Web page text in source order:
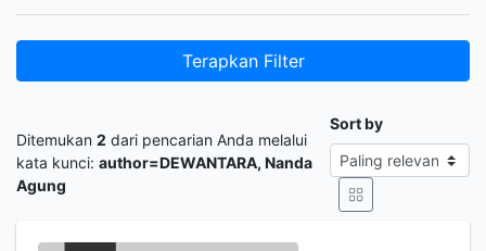
Terapkan Filter
Ditemukan 2 dari pencarian Anda melalui
kata kunci: author=DEWANTARA, Nanda
Agung
Sort by